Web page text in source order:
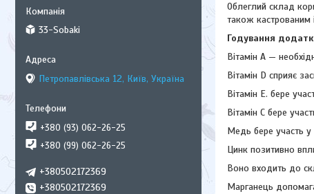
Облеглий склад
також кастрованим
Годування
Вітамін А —
Вітамін D сприяє
Вітамін Е. бере
Вітамін С бере
Медь бере участь у
Цинк позитивно
Воно входить до
Марганець
33-Sobaki
Петропавлівська 12, Київ, Україна
+380 (93) 062-26-25
+380 (99) 062-26-25
+380502172369
+380502172369